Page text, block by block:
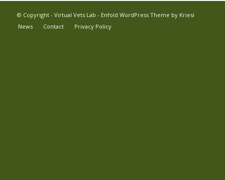
© Copyright - Virtual Vets Lab - Enfold WordPress Theme by Kriesi
News
Contact Privacy Policy